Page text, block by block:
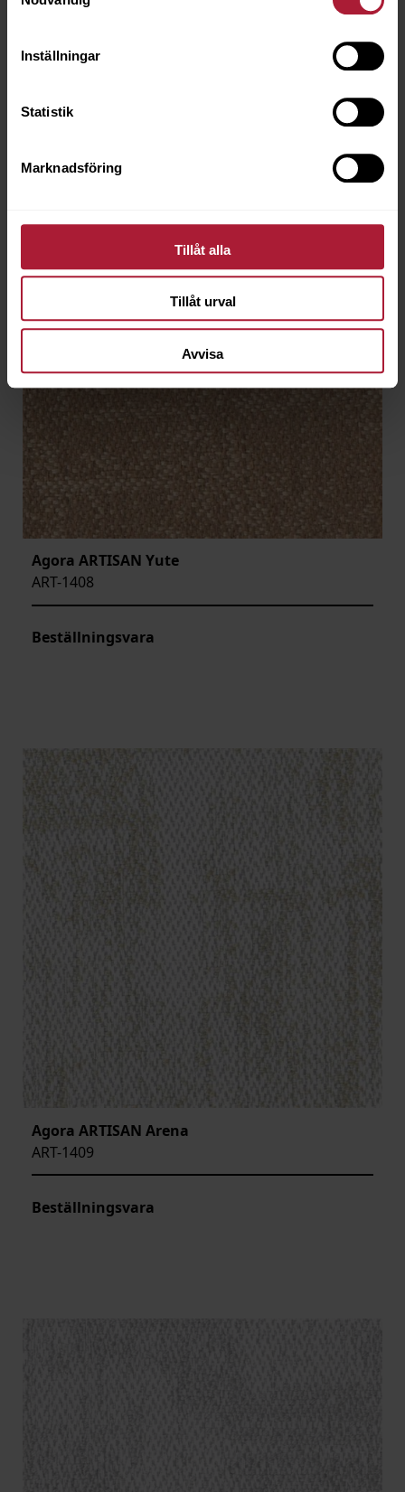
Inställningar
Statistik
Marknadsföring
Tillåt alla
Tillåt urval
Avvisa
ART-1407
Saldo3
Agora ARTISAN Yute
ART-1408
Beställningsvara
Agora ARTISAN Arena
ART-1409
Beställningsvara